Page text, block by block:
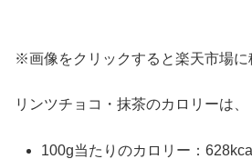
※画像をクリックすると楽天市場に
リンツチョコ・抹茶のカロリーは、
100g当たりのカロリー：628kcal